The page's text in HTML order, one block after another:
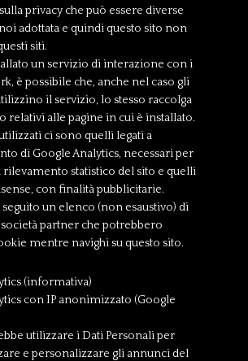
privacy che può essere diverse
adottata e quindi questo sito non
siti.
un servizio di interazione con i
è possibile che, anche nel caso gli
il servizio, lo stesso raccolga
relativi alle pagine in cui è installato.
ci sono quelli legati a
di Google Analytics, necessari per
statistico del sito e quelli
con finalità pubblicitarie.
un elenco (non esaustivo) di
partner che potrebbero
mentre navighi su questo sito.
(informativa)
con IP anonimizzato (Google
utilizzare i Dati Personali per
e personalizzare gli annunci del